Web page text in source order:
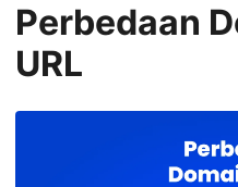
Perbedaan
URL